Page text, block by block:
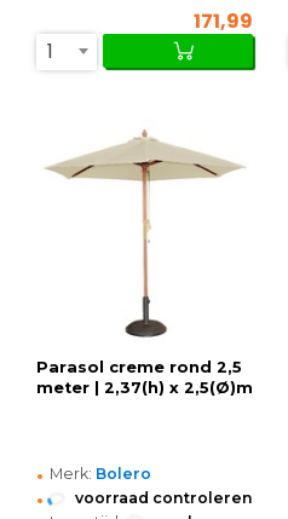
171,99
1
Parasol creme rond 2,5
meter | 2,37(h) x 2,5(Ø)m
• Merk: Bolero
• voorraad controleren